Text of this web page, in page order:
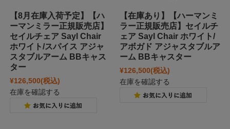
【8月在庫入荷予定】【ハ
ーマンミラー正規販売店】
セイルチェア Sayl Chair
ホワイト/スパイス アジャ
スタブルアーム BBキャス
ター
¥126,500(税込)
在庫を確認する
【在庫あり】【ハーマンミ
ラー正規販売店】セイルチ
ェア Sayl Chair ホワイト/
アボガド アジャスタブルア
ーム BBキャスター
¥126,500(税込)
在庫を確認する